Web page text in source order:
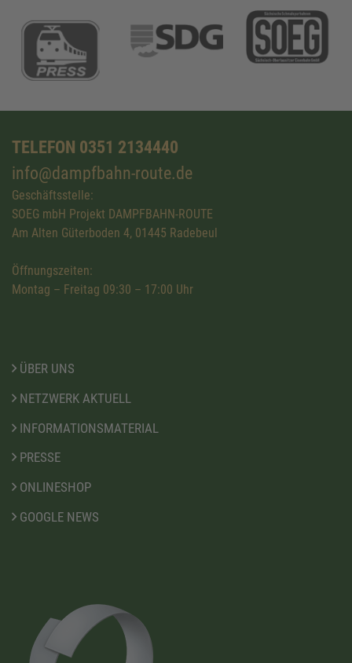
TELEFON 0351 2134440
info@dampfbahn-route.de
Geschäftsstelle:
SOEG mbH Projekt DAMPFBAHN-ROUTE
Am Alten Güterboden 4, 01445 Radebeul
Öffnungszeiten:
Montag – Freitag 09:30 – 17:00 Uhr
ÜBER UNS
NETZWERK AKTUELL
INFORMATIONSMATERIAL
PRESSE
ONLINESHOP
GOOGLE NEWS